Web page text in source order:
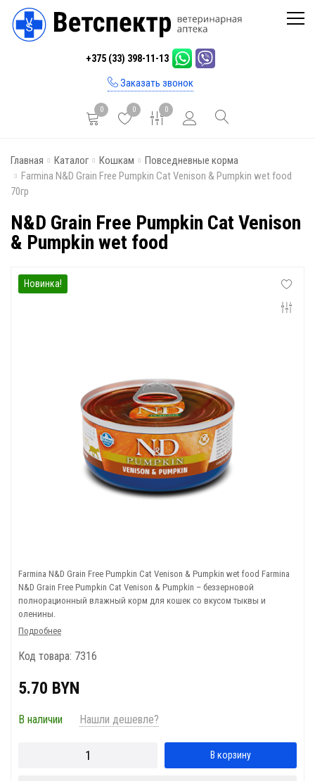
+375 (33) 398-11-13
Заказать звонок
0 0 0
Главная
Каталог
Бренды
Отзывы
Контакты
Главная Каталог Кошкам
Повседневные корма
Farmina N&D Grain Free Pumpkin Cat Venison & Pumpkin wet food
70гр
N&D Grain Free Pumpkin Cat Venison
& Pumpkin wet food
Новинка!
Farmina N&D Grain Free Pumpkin Cat Venison & Pumpkin wet food Farmina
N&D Grain Free Pumpkin Cat Venison & Pumpkin – беззерновой
полнорационный влажный корм для кошек со вкусом тыквы и
оленины.
Подробнее
Код товара: 7316
5.70 BYN
В наличии Нашли дешевле?
В корзину